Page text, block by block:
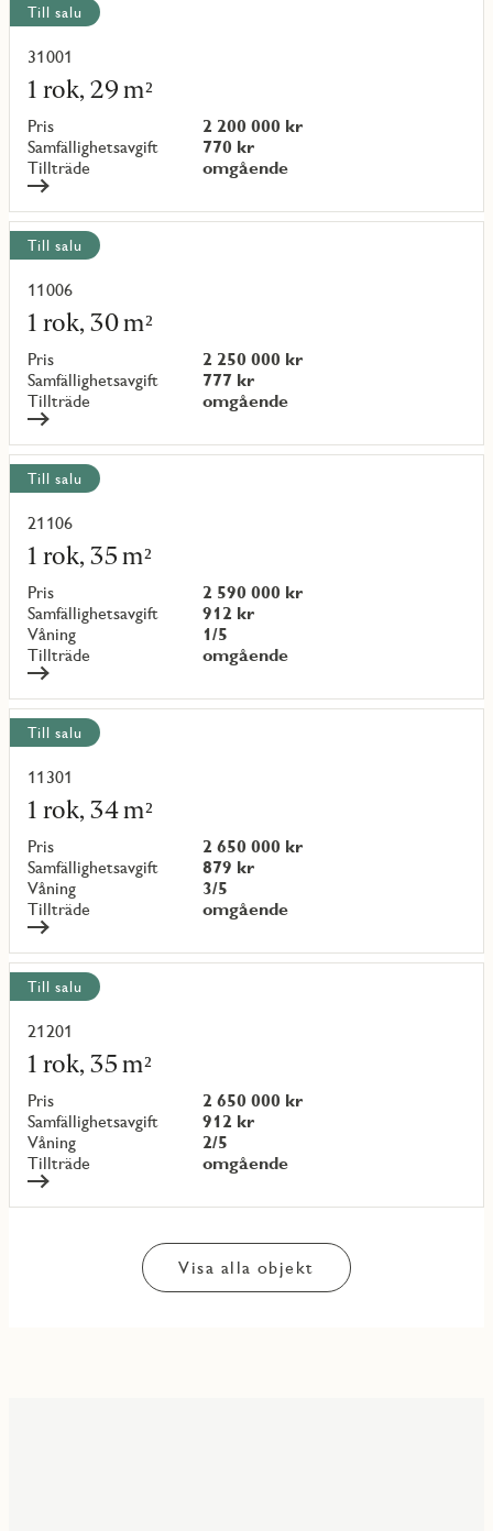
Visa
alla
objekt
Till salu
31001
1 rok, 29 m²
Pris
2 200 000 kr
Samfällighetsavgift
770 kr
Tillträde
omgående
Läs
mer
om
objekt
{objectNumber}
Till salu
11006
1 rok, 30 m²
Pris
2 250 000 kr
Samfällighetsavgift
777 kr
Tillträde
omgående
Läs
mer
om
objekt
{objectNumber}
Till salu
21106
1 rok, 35 m²
Pris
2 590 000 kr
Samfällighetsavgift
912 kr
Våning
1/5
Tillträde
omgående
Läs
mer
om
objekt
{objectNumber}
Till salu
11301
1 rok, 34 m²
Pris
2 650 000 kr
Samfällighetsavgift
879 kr
Våning
3/5
Tillträde
omgående
Läs
mer
om
objekt
{objectNumber}
Till salu
21201
1 rok, 35 m²
Pris
2 650 000 kr
Samfällighetsavgift
912 kr
Våning
2/5
Tillträde
omgående
Läs
mer
om
objekt
{objectNumber}
Visa alla objekt